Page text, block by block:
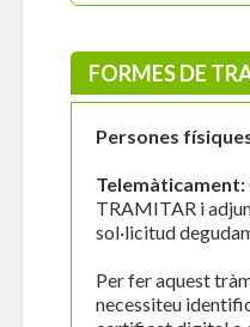
FORMES DE
Persones
Telemàticament:
TRAMITAR i
sol·licitud
Per fer aquest
necessiteu